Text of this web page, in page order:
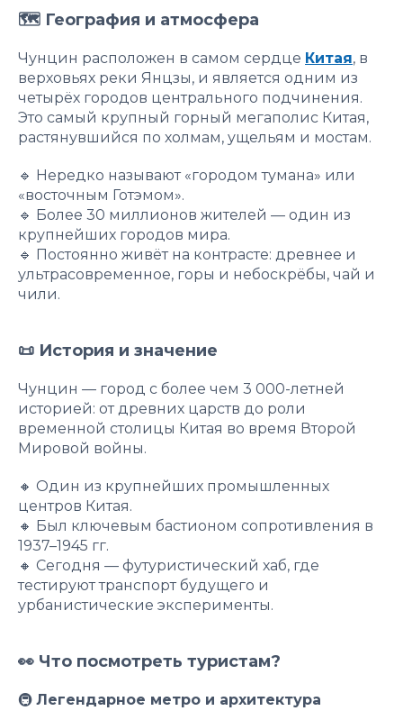
🗺 География и атмосфера
Чунцин расположен в самом сердце Китая, в
верховьях реки Янцзы, и является одним из
четырёх городов центрального подчинения.
Это самый крупный горный мегаполис Китая,
растянувшийся по холмам, ущельям и мостам.
🔹 Нередко называют «городом тумана» или
«восточным Готэмом».
🔹 Более 30 миллионов жителей — один из
крупнейших городов мира.
🔹 Постоянно живёт на контрасте: древнее и
ультрасовременное, горы и небоскрёбы, чай и
чили.
📜 История и значение
Чунцин — город с более чем 3 000-летней
историей: от древних царств до роли
временной столицы Китая во время Второй
Мировой войны.
🔸 Один из крупнейших промышленных
центров Китая.
🔸 Был ключевым бастионом сопротивления в
1937–1945 гг.
🔸 Сегодня — футуристический хаб, где
тестируют транспорт будущего и
урбанистические эксперименты.
👀 Что посмотреть туристам?
🚇 Легендарное метро и архитектура